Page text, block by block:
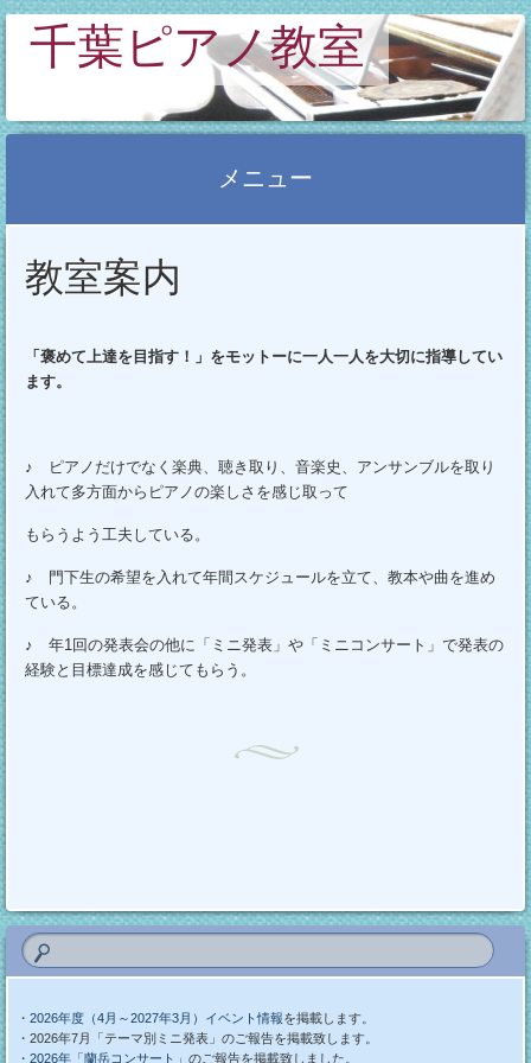
千葉ピアノ教室
メニュー
ン
キ
ッ
教室案内
「褒めて上達を目指す！」をモットーに一人一人を大切に指導してい
ます。
♪ ピアノだけでなく楽典、聴き取り、音楽史、アンサンブルを取り
入れて多方面からピアノの楽しさを感じ取って
もらうよう工夫している。
♪ 門下生の希望を入れて年間スケジュールを立て、教本や曲を進め
ている。
♪ 年1回の発表会の他に「ミニ発表」や「ミニコンサート」で発表の
経験と目標達成を感じてもらう。
・ 2026年度（4月～2027年3月）イベント情報を掲載します。
・2026年7月「テーマ別ミニ発表」のご報告を掲載致します。
・ 2026年「蘭岳コンサート」 のご報告を掲載致しました。